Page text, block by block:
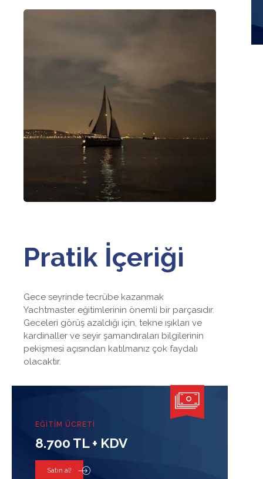
Pratik İçeriği
Gece seyrinde tecrübe kazanmak
Yachtmaster eğitimlerinin önemli bir parçasıdır.
Geceleri görüş azaldığı için, tekne ışıkları ve
kardinaller ve seyir şamandıraları bilgilerinin
pekişmesi açısından katılmanız çok faydalı
olacaktır.
EĞİTİM ÜCRETİ
8.700 TL + KDV
Satın al!